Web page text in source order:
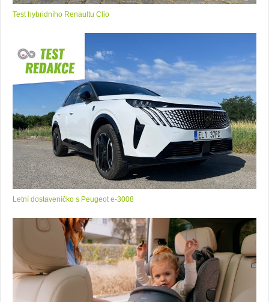
Test hybridního Renaultu Clio
Letní dostaveníčko s Peugeot e-3008